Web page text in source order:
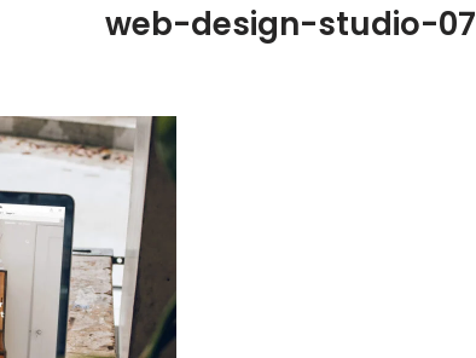
web-design-studio-07